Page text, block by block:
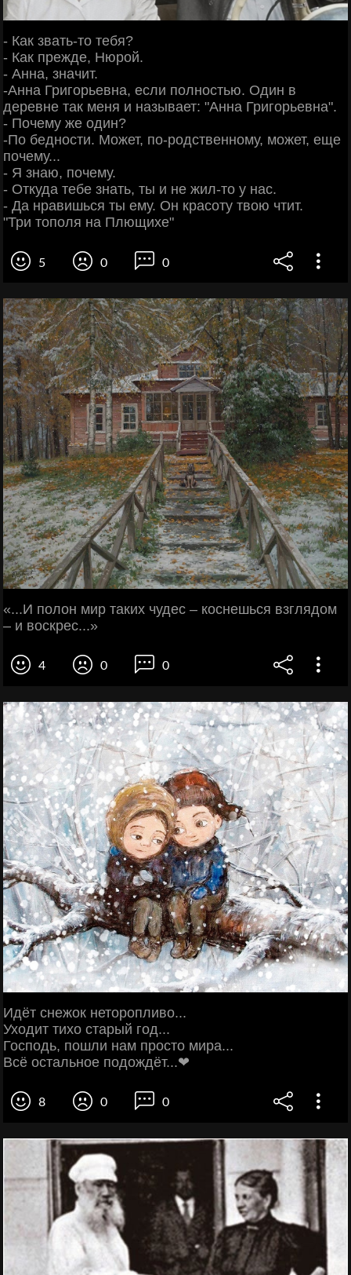
- Как звать-то тебя?
- Как прежде, Нюрой.
- Анна, значит.
-Анна Григорьевна, если полностью. Один в
деревне так меня и называет: "Анна Григорьевна".
- Почему же один?
-По бедности. Может, по-родственному, может, еще
почему...
- Я знаю, почему.
- Откуда тебе знать, ты и не жил-то у нас.
- Да нравишься ты ему. Он красоту твою чтит.
"Три тополя на Плющихе"
5 0 0
«...И полон мир таких чудес – коснешься взглядом
– и воскрес...»
4 0 0
Идёт снежок неторопливо...
Уходит тихо старый год...
Господь, пошли нам просто мира...
Всё остальное подождёт...❤
8 0 0